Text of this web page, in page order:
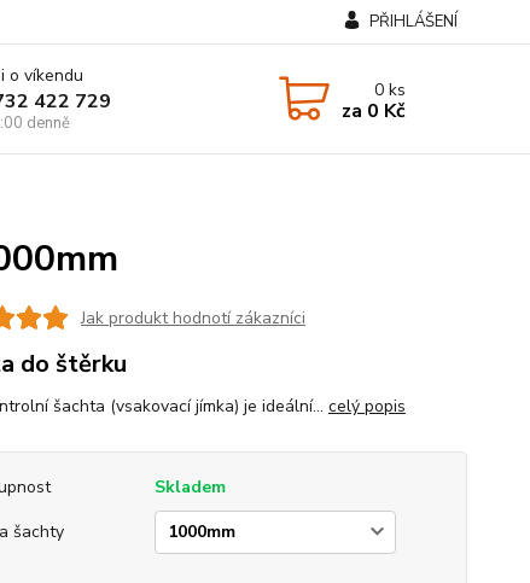
PŘIHLÁŠENÍ
o víkendu
422 729
denně
0ks
za 0 Kč
Jak produkt hodnotí zákazníci
do štěrku
šachta (vsakovací jímka) je ideální... celý popis
Skladem
šachty